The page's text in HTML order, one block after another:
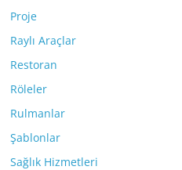
Proje
Raylı Araçlar
Restoran
Röleler
Rulmanlar
Şablonlar
Sağlık Hizmetleri